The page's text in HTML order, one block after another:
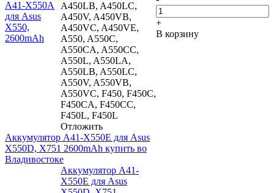
A450LB, A450LC,
A450V, A450VB,
A450VC, A450VE,
A550, A550C,
A550CA, A550CC,
A550L, A550LA,
A550LB, A550LC,
A550V, A550VB,
A550VC, F450, F450C,
F450CA, F450CC,
F450L, F450L
Отложить
+
В корзину
Аккумулятор A41-X550E для Asus
X550D, X751 2600mAh купить во
Владивостоке
Аккумулятор A41-
X550E для Asus